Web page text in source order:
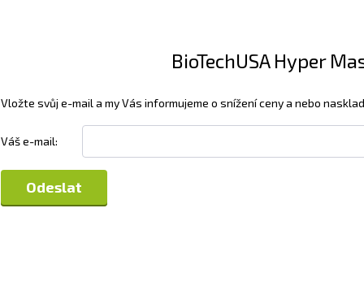
BioTechUSA Hyper
Vložte svůj e-mail a my Vás informujeme o snížení ceny a nebo
Váš e-mail: